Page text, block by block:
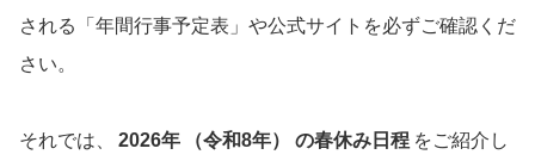
される「年間行事予定表」や公式サイトを必ずご確認くだ
さい。
それでは、 2026年 （令和8年） の春休み日程 をご紹介し